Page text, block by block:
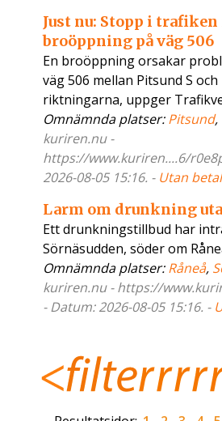
Just nu: Stopp i
broöppning på väg 506
En broöppning orsakar
väg 506 mellan Pitsund S
riktningarna, uppger
Omnämnda platser:Pitsund,
kuriren.nu -
https://www.kuriren....6/
2026-08-05 15:16. - Utan
Larm om drunkning
Ett drunkningstillbud har
Sörnäsudden, söder om
Omnämnda platser:Råneå,
kuriren.nu - https://
- Datum: 2026-08-05 15:16. -